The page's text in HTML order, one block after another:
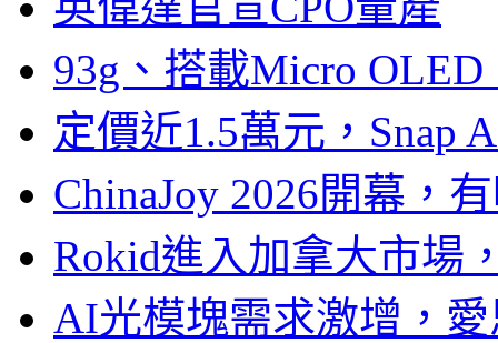
93g、搭載Micro
定價近1.5萬元，Snap
ChinaJoy 2026開幕，
Rokid進入加拿大市場
AI光模塊需求激增，